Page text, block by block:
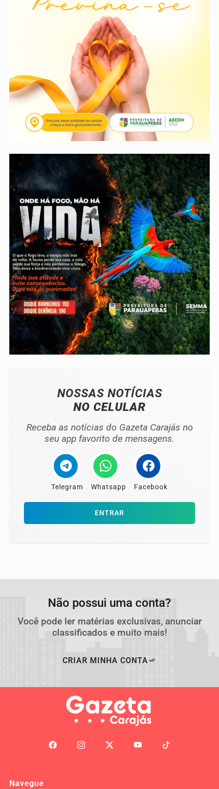
NOSSAS NOTÍCIAS
NO CELULAR
Receba as notícias do Gazeta Carajás no
seu app favorito de mensagens.
Telegram Whatsapp Facebook
ENTRAR
Não possui uma conta?
Você pode ler matérias exclusivas, anunciar
classificados e muito mais!
CRIAR MINHA CONTA
Navegue